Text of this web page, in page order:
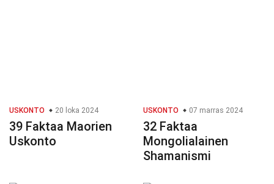
USKONTO 20 loka 2024
39 Faktaa Maorien
Uskonto
USKONTO 07 marras 2024
32 Faktaa
Mongolialainen
Shamanismi